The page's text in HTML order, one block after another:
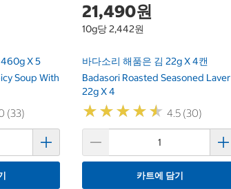
X 5
Soup With
(33)
21,490원
10g당 2,442원
바다소리 해품은 김 22g X 4캔
Badasori Roasted Seasoned Laver
22g X 4
★★★★★
★★★★★ 4.5 (30)
카트에 담기